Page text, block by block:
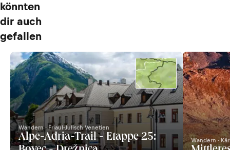
könnten
dir auch
gefallen
Wandern · Friaul-Julisch Venetien
Alpe-Adria-Trail - Etappe 25:
Wandern ·